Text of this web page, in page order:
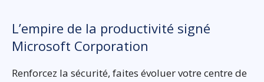
L’empire de la productivité signé
Microsoft Corporation
Renforcez la sécurité, faites évoluer votre centre de